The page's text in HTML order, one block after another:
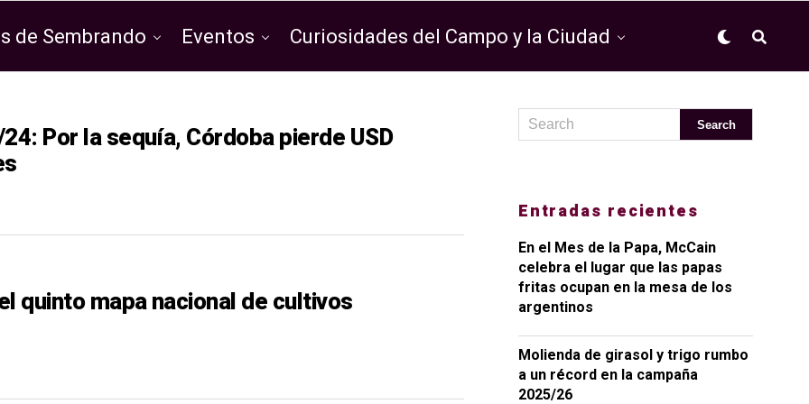
de Sembrando Eventos Curiosidades del Campo y la Ciudad
Por la sequía, Córdoba pierde USD
quinto mapa nacional de cultivos
Entradas recientes
En el Mes de la Papa, McCain
celebra el lugar que las papas
fritas ocupan en la mesa de los
argentinos
Molienda de girasol y trigo rumbo
a un récord en la campaña
2025/26